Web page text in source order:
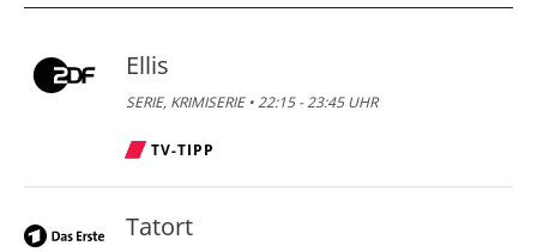
Ellis
SERIE, KRIMISERIE • 22:15 - 23:45 UHR
TV-TIPP
Tatort